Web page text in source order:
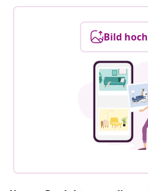
Bild